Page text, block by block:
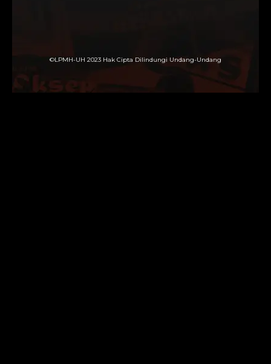
©LPMH-UH 2023 Hak Cipta Dilindungi Undang-Undang